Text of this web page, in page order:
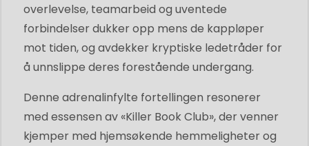
overlevelse, teamarbeid og uventede
forbindelser dukker opp mens de kappløper
mot tiden, og avdekker kryptiske ledetråder for
å unnslippe deres forestående undergang.
Denne adrenalinfylte fortellingen resonerer
med essensen av «Killer Book Club», der venner
kjemper med hjemsøkende hemmeligheter og